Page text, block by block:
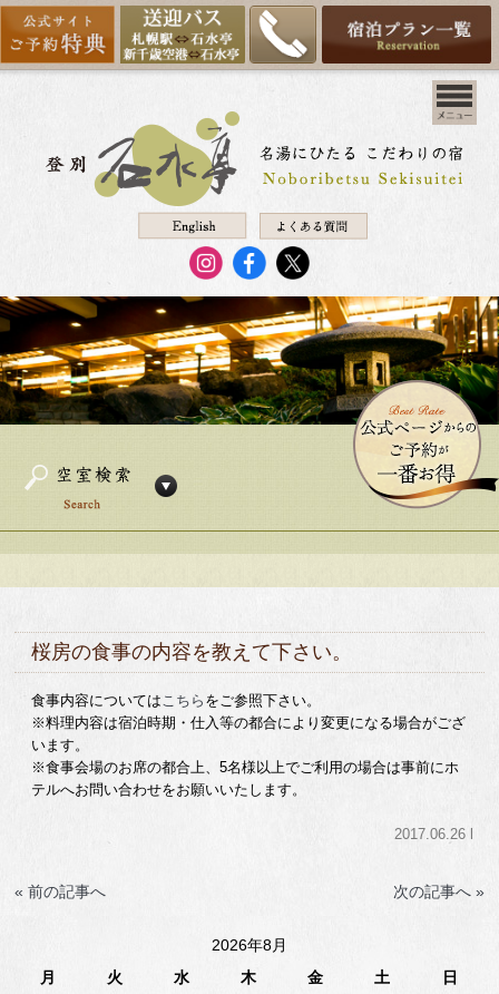
桜房の食事の内容を教えて下さい。
食事内容についてはこちら をご参照下さい。
※料理内容は宿泊時期・仕入等の都合により変更になる場合がござ
います。
※食事会場のお席の都合上、5名様以上でご利用の場合は事前にホ
テルへお問い合わせをお願いいたします。
2017.06.26 l
« 前の記事へ 次の記事へ »
2026年8月
月
火 水 木 金 土
日